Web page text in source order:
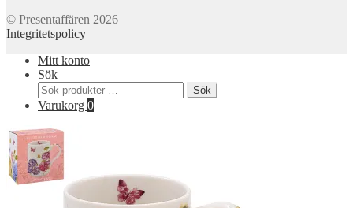
© Presentaffären 2026
Integritetspolicy
Mitt konto
Sök
Sök
efter:
Sök
Varukorg 0